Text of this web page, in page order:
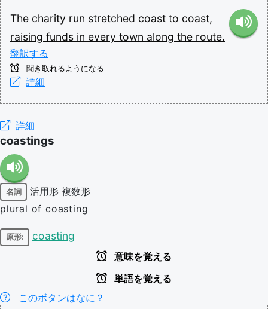
The charity run stretched coast to coast,
raising funds in every town along the route.
翻訳する
聞き取れるようになる
詳細
詳細
coastings
名詞 活用形 複数形
plural of coasting
原形: coasting
意味を覚える
単語を覚える
このボタンはなに？